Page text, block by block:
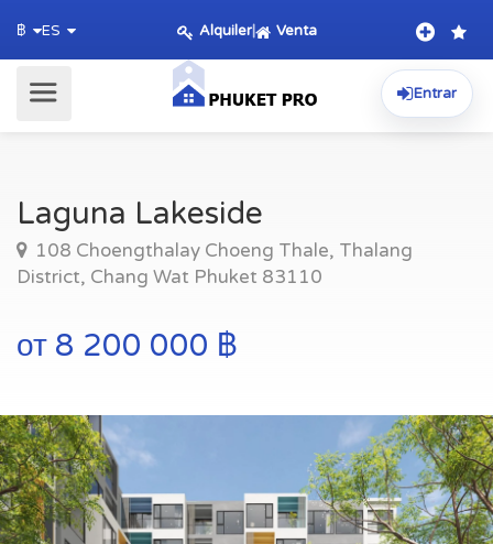
฿ ES Alquiler| Venta
Entrar
Laguna Lakeside
108 Choengthalay Choeng Thale, Thalang
District, Chang Wat Phuket 83110
от 8 200 000 ฿